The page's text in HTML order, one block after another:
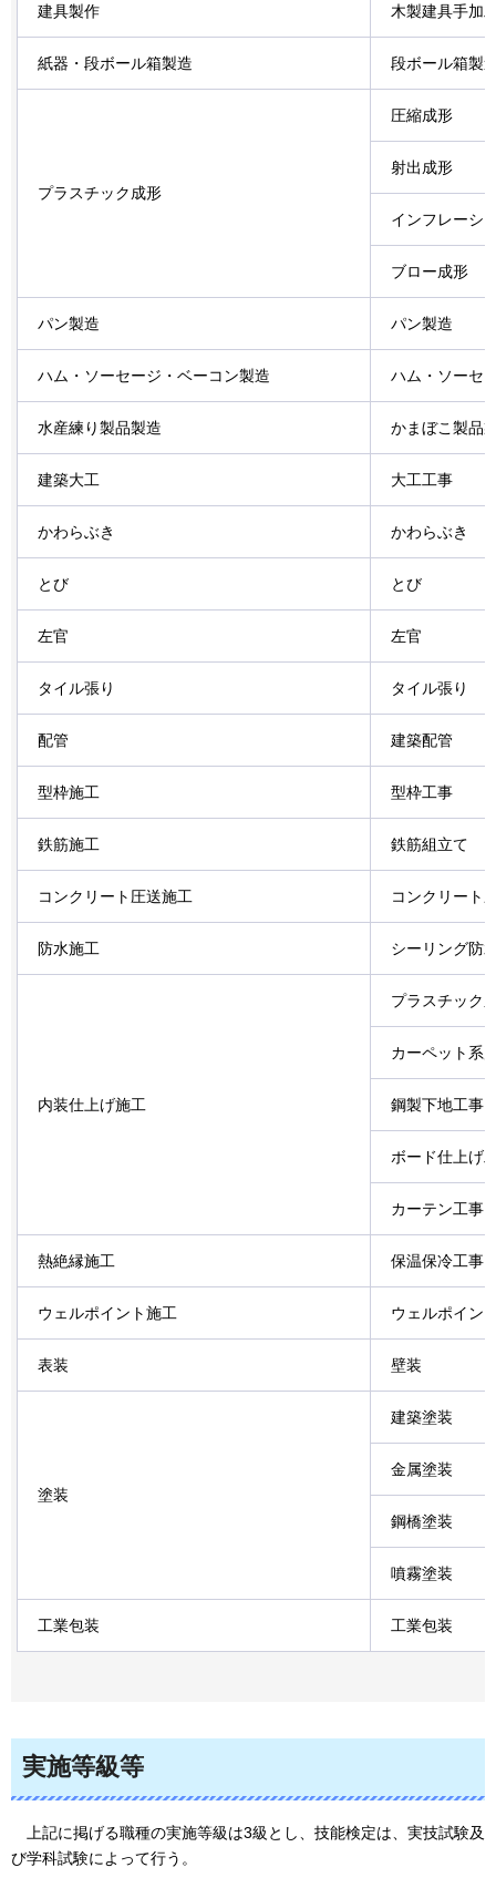
建具製作 木製建具手加
紙器・段ボール箱製造 段ボール箱製
プラスチック成形
圧縮成形
射出成形
インフレーシ
ブロー成形
パン製造 パン製造
ハム・ソーセージ・ベーコン製造 ハム・ソーセ
水産練り製品製造 かまぼこ製品
建築大工 大工工事
かわらぶき かわらぶき
とび とび
左官 左官
タイル張り タイル張り
配管 建築配管
型枠施工 型枠工事
鉄筋施工 鉄筋組立て
コンクリート圧送施工 コンクリート
防水施工 シーリング防
内装仕上げ施工
プラスチック
カーペット系
鋼製下地工事
ボード仕上げ
カーテン工事
熱絶縁施工 保温保冷工事
ウェルポイント施工 ウェルポイン
表装 壁装
塗装
建築塗装
金属塗装
鋼橋塗装
噴霧塗装
工業包装 工業包装
実施等級等
上記に掲げる職種の実施等級は3級とし、技能検定は、実技試験及
び学科試験によって行う。